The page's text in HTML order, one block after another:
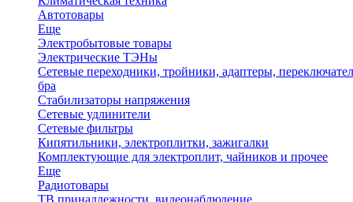
Автотовары
Еще
Электробытовые товары
Электрические ТЭНы
Сетевые переходники, тройники, адаптеры,
бра
Стабилизаторы напряжения
Сетевые удлинители
Сетевые фильтры
Кипятильники, электроплитки, зажигалки
Комплектующие для электроплит, чайников и прочее
Еще
Радиотовары
ТВ принадлежности, видеонаблюдение